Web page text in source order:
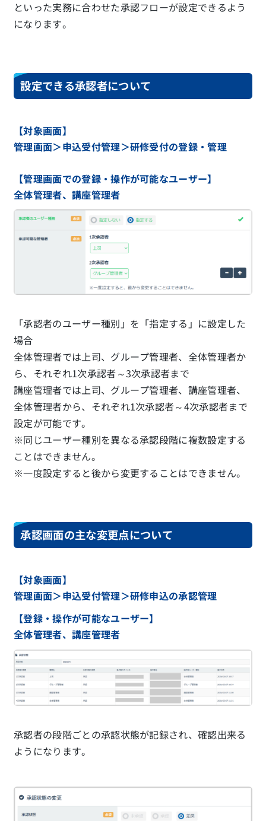
といった実務に合わせた承認フローが設定できるよう
になります。
設定できる承認者について
【対象画面】
管理画面＞申込受付管理＞研修受付の登録・管理
【管理画面での登録・操作が可能なユーザー】
全体管理者、講座管理者
「承認者のユーザー種別」を「指定する」に設定した
場合
全体管理者では上司、グループ管理者、全体管理者か
ら、それぞれ1次承認者～3次承認者まで
講座管理者では上司、グループ管理者、講座管理者、
全体管理者から、それぞれ1次承認者～4次承認者まで
設定が可能です。
※同じユーザー種別を異なる承認段階に複数設定する
ことはできません。
※一度設定すると後から変更することはできません。
承認画面の主な変更点について
【対象画面】
管理画面＞申込受付管理＞研修申込の承認管理
【登録・操作が可能なユーザー】
全体管理者、講座管理者
承認者の段階ごとの承認状態が記録され、確認出来る
ようになります。